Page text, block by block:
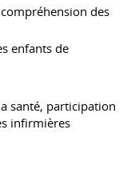
des
enfants de
santé, participation
infirmières